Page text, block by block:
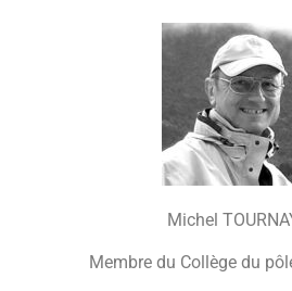
Michel
Membre du Collège du